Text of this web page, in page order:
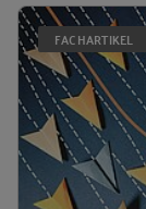
FACHARTIKEL